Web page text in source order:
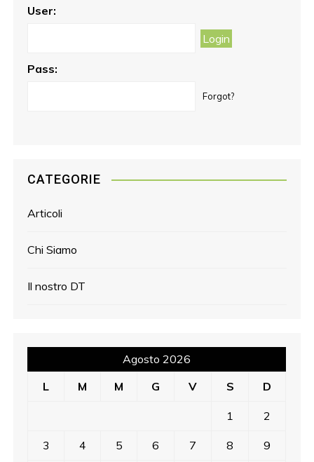
o
User:
Pass:
Forgot?
CATEGORIE
Articoli
Chi Siamo
Il nostro DT
Agosto 2026
L
M M G V S D
1 2
3 4 5 6 7 8 9